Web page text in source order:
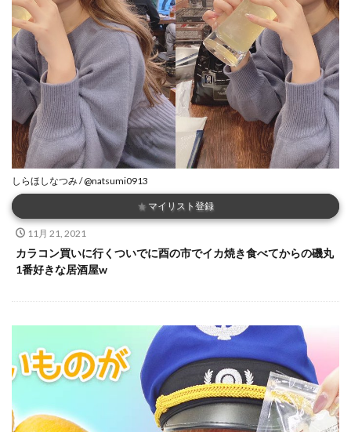
しらほしなつみ / @natsumi0913
★ マイリスト登録
11月 21, 2021
カラコン買いに行くついでに酉の市でイカ焼き食べてからの磯丸
1番好きな居酒屋w